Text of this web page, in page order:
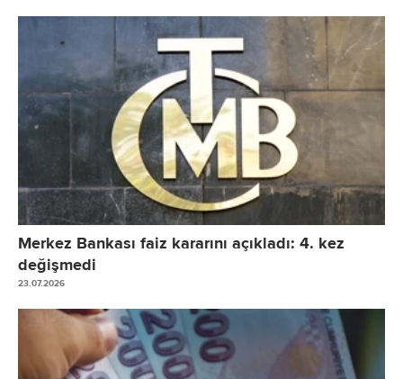
Merkez Bankası faiz kararını açıkladı: 4. kez
değişmedi
23.07.2026